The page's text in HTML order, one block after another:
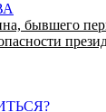
бывшего